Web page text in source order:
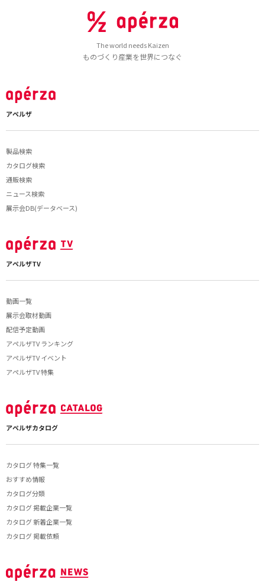
The world needs Kaizen
ものづくり産業を世界につなぐ
アペルザ
製品検索
カタログ検索
通販検索
ニュース検索
展示会DB(データベース)
アペルザTV
動画一覧
展示会取材動画
配信予定動画
アペルザTV ランキング
アペルザTV イベント
アペルザTV 特集
アペルザカタログ
カタログ 特集一覧
おすすめ情報
カタログ分類
カタログ 掲載企業一覧
カタログ 新着企業一覧
カタログ 掲載依頼